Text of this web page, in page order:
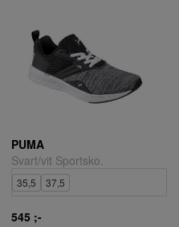
PUMA
Svart/vit Sportsko.
35,5 37,5
545 ;-